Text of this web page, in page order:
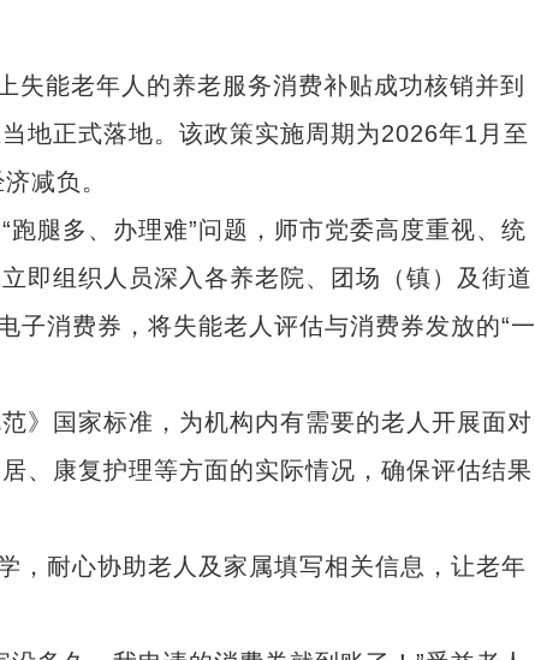
能老年人的养老服务消费补贴成功核销并到
地正式落地。该政策实施周期为2026年1月至
减负。
腿多、办理难”问题，师市党委高度重视、统
即组织人员深入各养老院、团场（镇）及街道
子消费券，将失能老人评估与消费券发放的“一
国家标准，为机构内有需要的老人开展面对
、康复护理等方面的实际情况，确保评估结果
耐心协助老人及家属填写相关信息，让老年